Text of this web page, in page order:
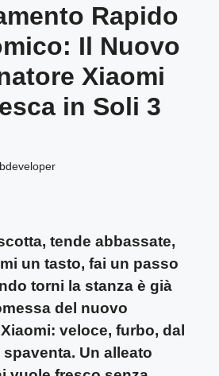
Rapido
Il Nuovo
Xiaomi
in Soli 3
tende abbassate,
un tasto, fai un passo
torni la stanza è già
del nuovo
veloce, furbo, dal
Un alleato